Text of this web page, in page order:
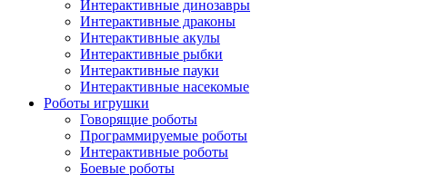
Интерактивные динозавры
Интерактивные драконы
Интерактивные акулы
Интерактивные рыбки
Интерактивные пауки
Интерактивные насекомые
Роботы игрушки
Говорящие роботы
Программируемые роботы
Интерактивные роботы
Боевые роботы